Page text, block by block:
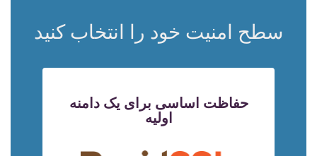
سطح امنیت خود را انتخاب کنید
حفاظت اساسی برای یک دامنه
اولیه